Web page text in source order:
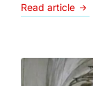
Read article